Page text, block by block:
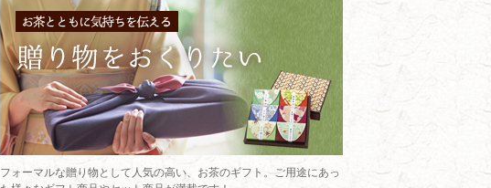
フォーマルな贈り物として人気の高い、お茶のギフト。ご用途にあっ